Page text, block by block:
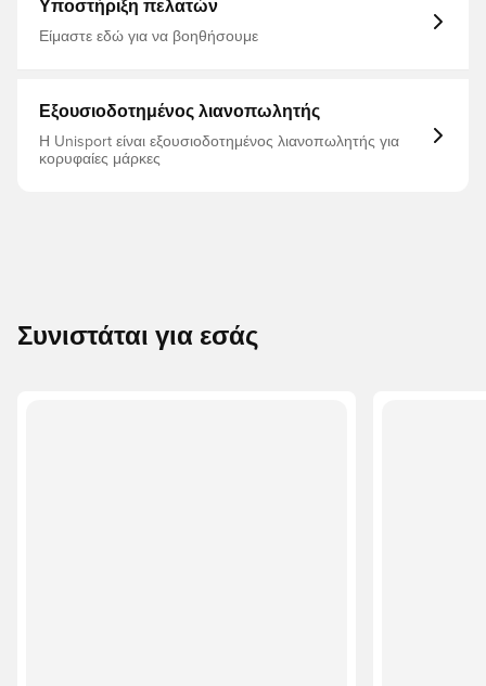
σχεδιασμένο για σήμερα. Τυπική εφαρμογή κορδόνια
περίσφιξης Γαλλικό Terry: 100 βαμβάκι
Υποστήριξη πελατών
Είμαστε εδώ για να βοηθήσουμε
Εξουσιοδοτημένος λιανοπωλητής
Η Unisport είναι εξουσιοδοτημένος λιανοπωλητής για
κορυφαίες μάρκες
Συνιστάται για εσάς